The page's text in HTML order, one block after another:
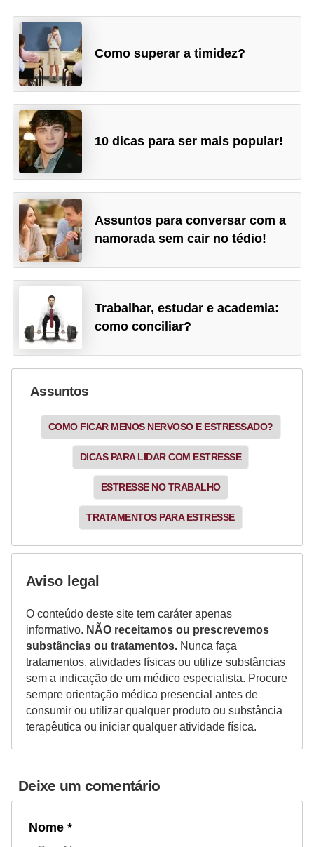
Como superar a timidez?
10 dicas para ser mais popular!
Assuntos para conversar com a
namorada sem cair no tédio!
Trabalhar, estudar e academia:
como conciliar?
Assuntos
COMO FICAR MENOS NERVOSO E ESTRESSADO?
DICAS PARA LIDAR COM ESTRESSE
ESTRESSE NO TRABALHO
TRATAMENTOS PARA ESTRESSE
Aviso legal
O conteúdo deste site tem caráter apenas
informativo. NÃO receitamos ou prescrevemos
substâncias ou tratamentos. Nunca faça
tratamentos, atividades físicas ou utilize substâncias
sem a indicação de um médico especialista. Procure
sempre orientação médica presencial antes de
consumir ou utilizar qualquer produto ou substância
terapêutica ou iniciar qualquer atividade física.
Deixe um comentário
Nome *